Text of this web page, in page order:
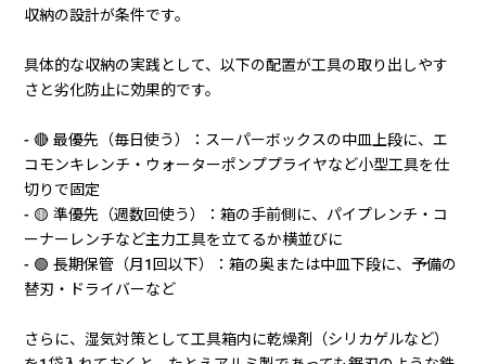
収納の設計が条件です。
具体的な収納の実践として、以下の配置が工具の取り出しやす
さと劣化防止に効果的です。
- 🔴 最優先（毎日使う）：スーパーボックスの中皿上段に、エ
コモンキレンチ・ウォーターポンププライヤなど小型工具を仕
切りで固定
- 🟡 準優先（週数回使う）：箱の手前側に、パイプレンチ・コ
ーナーレンチなど主力工具を立てるか横並びに
- 🟢 長期保管（月1回以下）：箱の奥または中皿下段に、予備の
替刃・ドライバーなど
さらに、湿気対策として工具箱内に乾燥剤（シリカゲルなど）